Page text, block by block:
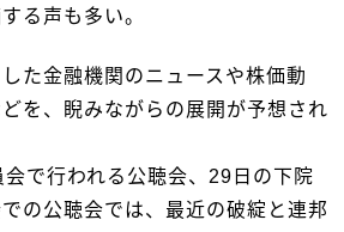
る声も多い。
た金融機関のニュースや株価動
を、睨みながらの展開が予想され
で行われる公聴会、29日の下院
の公聴会では、最近の破綻と連邦